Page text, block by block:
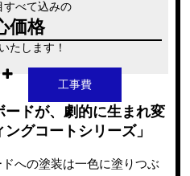
すべて込みの
価格
たします！
工事費
ドが、劇的に生まれ変
グコートシリーズ」
への塗装は一色に塗りつぶ